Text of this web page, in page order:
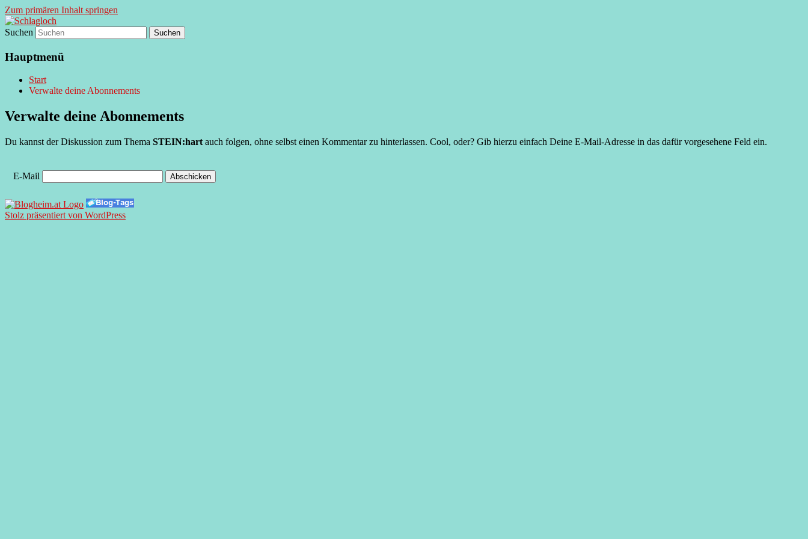
Zum primären Inhalt springen
Schlagloch
supersberger taggedanken
Suchen
Hauptmenü
Start
Verwalte deine Abonnements
Verwalte deine Abonnements
Du kannst der Diskussion zum Thema STEIN:hart auch folgen, ohne selbst einen Kommentar zu hinterlassen. Cool, oder? Gib hierzu einfach Deine E-Mail-Adresse in das dafür vorgesehene Feld ein.
E-Mail
Stolz präsentiert von WordPress